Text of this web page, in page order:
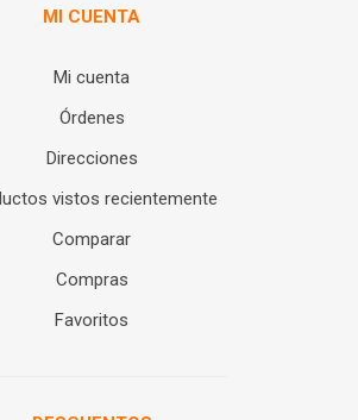
MI CUENTA
Mi cuenta
Órdenes
Direcciones
vistos recientemente
Comparar
Compras
Favoritos